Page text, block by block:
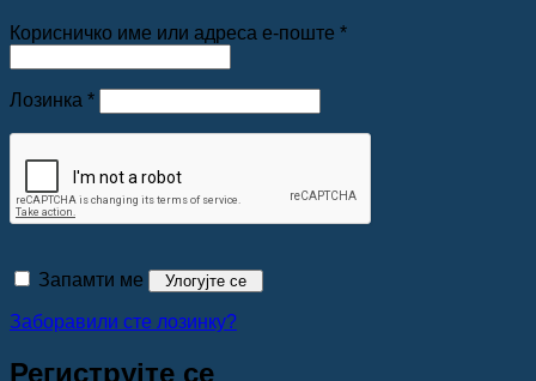
Корисничко име или адреса е-поште *Обавезно
Лозинка *Обавезно
Запамти ме Улогујте се
Заборавили сте лозинку?
Региструјте се